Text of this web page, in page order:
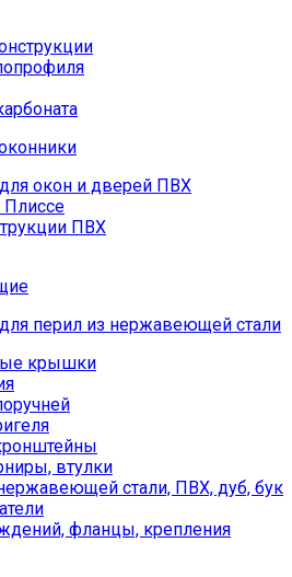
окон и дверей ПВХ
Плиссе
ПВХ
перил из нержавеющей стали
крышки
втулки
стали, ПВХ, дуб, бук
фланцы, крепления